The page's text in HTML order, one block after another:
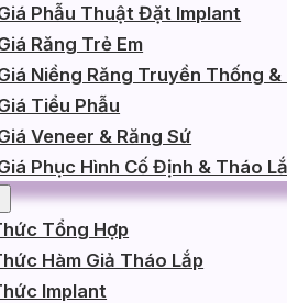
Phẫu Thuật Đặt Implant
Răng Trẻ Em
Niềng Răng Truyền Thống
Tiểu Phẫu
Veneer & Răng Sứ
Phục Hình Cố Định & Tháo
Tổng Hợp
Hàm Giả Tháo Lắp
Implant
TUYỂN
HỆ
1
Trợ lý